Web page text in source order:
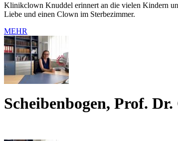
Klinikclown Knuddel erinnert an die vielen Kindern
Liebe und einen Clown im Sterbezimmer.
MEHR
Scheibenbogen, Prof.